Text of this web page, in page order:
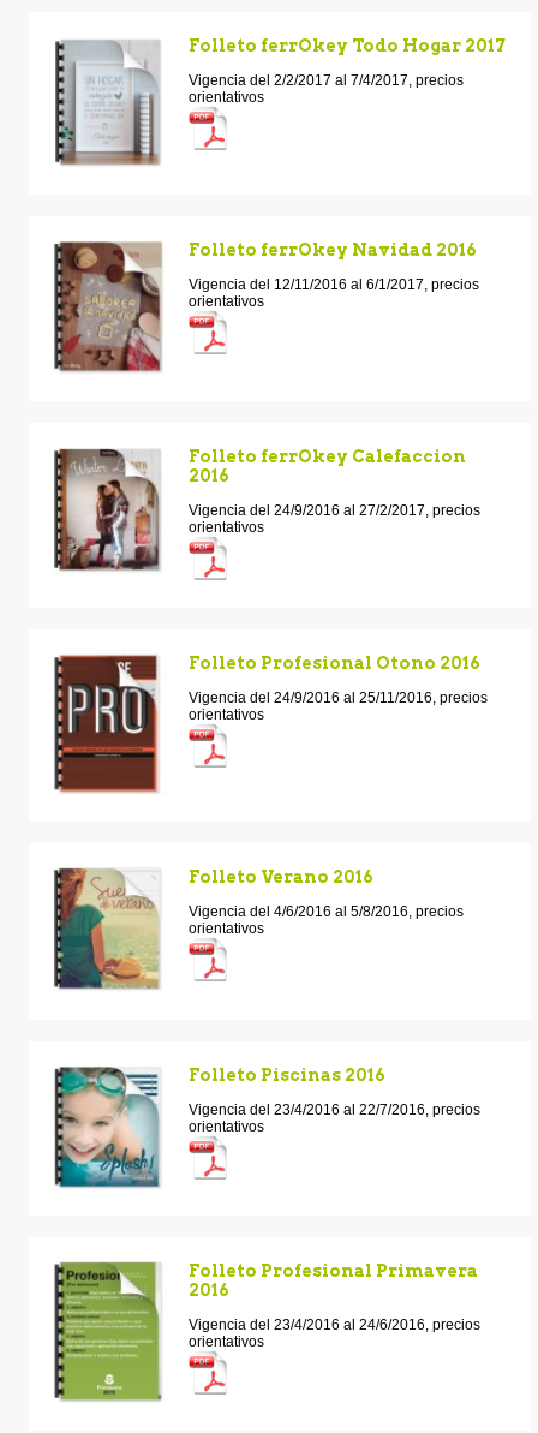
Folleto ferrOkey Todo Hogar 2017
Vigencia del 2/2/2017 al 7/4/2017, precios
orientativos
Folleto ferrOkey Navidad 2016
Vigencia del 12/11/2016 al 6/1/2017, precios
orientativos
Folleto ferrOkey Calefaccion
2016
Vigencia del 24/9/2016 al 27/2/2017, precios
orientativos
Folleto Profesional Otono 2016
Vigencia del 24/9/2016 al 25/11/2016, precios
orientativos
Folleto Verano 2016
Vigencia del 4/6/2016 al 5/8/2016, precios
orientativos
Folleto Piscinas 2016
Vigencia del 23/4/2016 al 22/7/2016, precios
orientativos
Folleto Profesional Primavera
2016
Vigencia del 23/4/2016 al 24/6/2016, precios
orientativos